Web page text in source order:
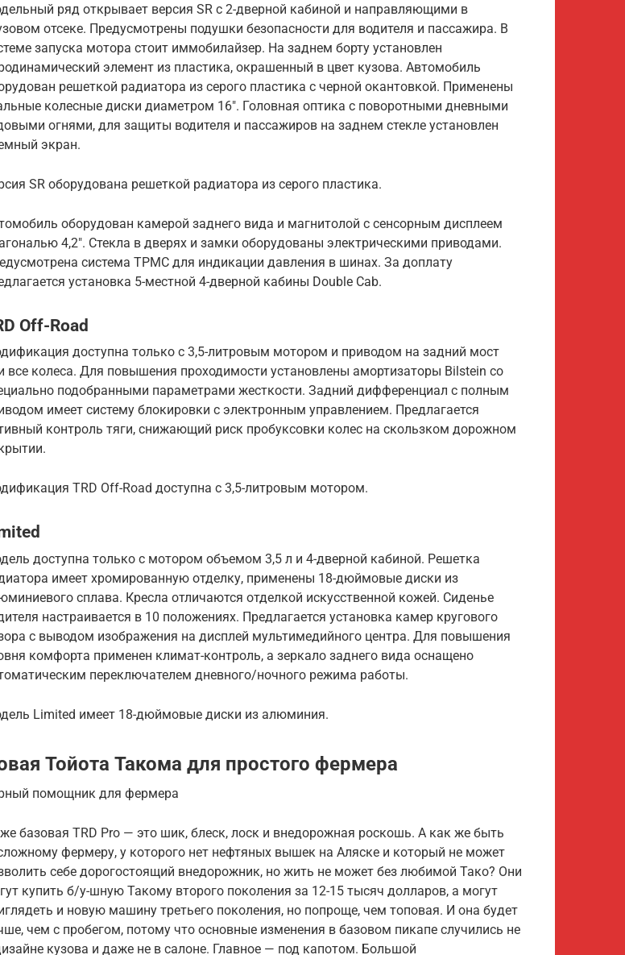
ряд открывает версия SR с 2-дверной кабиной и направляющими в
отсеке. Предусмотрены подушки безопасности для водителя и пассажира. В
запуска мотора стоит иммобилайзер. На заднем борту установлен
элемент из пластика, окрашенный в цвет кузова. Автомобиль
решеткой радиатора из серого пластика с черной окантовкой. Применены
колесные диски диаметром 16″. Головная оптика с поворотными дневными
огнями, для защиты водителя и пассажиров на заднем стекле установлен
экран.
SR оборудована решеткой радиатора из серого пластика.
оборудован камерой заднего вида и магнитолой с сенсорным дисплеем
4,2″. Стекла в дверях и замки оборудованы электрическими приводами.
система TPMC для индикации давления в шинах. За доплату
установка 5-местной 4-дверной кабины Double Cab.
Off-Road
доступна только с 3,5-литровым мотором и приводом на задний мост
все колеса. Для повышения проходимости установлены амортизаторы Bilstein со
подобранными параметрами жесткости. Задний дифференциал с полным
имеет систему блокировки с электронным управлением. Предлагается
контроль тяги, снижающий риск пробуксовки колес на скользком дорожном
TRD Off-Road доступна с 3,5-литровым мотором.
доступна только с мотором объемом 3,5 л и 4-дверной кабиной. Решетка
имеет хромированную отделку, применены 18-дюймовые диски из
сплава. Кресла отличаются отделкой искусственной кожей. Сиденье
настраивается в 10 положениях. Предлагается установка камер кругового
с выводом изображения на дисплей мультимедийного центра. Для повышения
комфорта применен климат-контроль, а зеркало заднего вида оснащено
переключателем дневного/ночного режима работы.
Limited имеет 18-дюймовые диски из алюминия.
Тойота Такома для простого фермера
помощник для фермера
базовая TRD Pro — это шик, блеск, лоск и внедорожная роскошь. А как же быть
фермеру, у которого нет нефтяных вышек на Аляске и который не может
себе дорогостоящий внедорожник, но жить не может без любимой Тако? Они
купить б/у-шную Такому второго поколения за 12-15 тысяч долларов, а могут
и новую машину третьего поколения, но попроще, чем топовая. И она будет
чем с пробегом, потому что основные изменения в базовом пикапе случились не
кузова и даже не в салоне. Главное — под капотом. Большой